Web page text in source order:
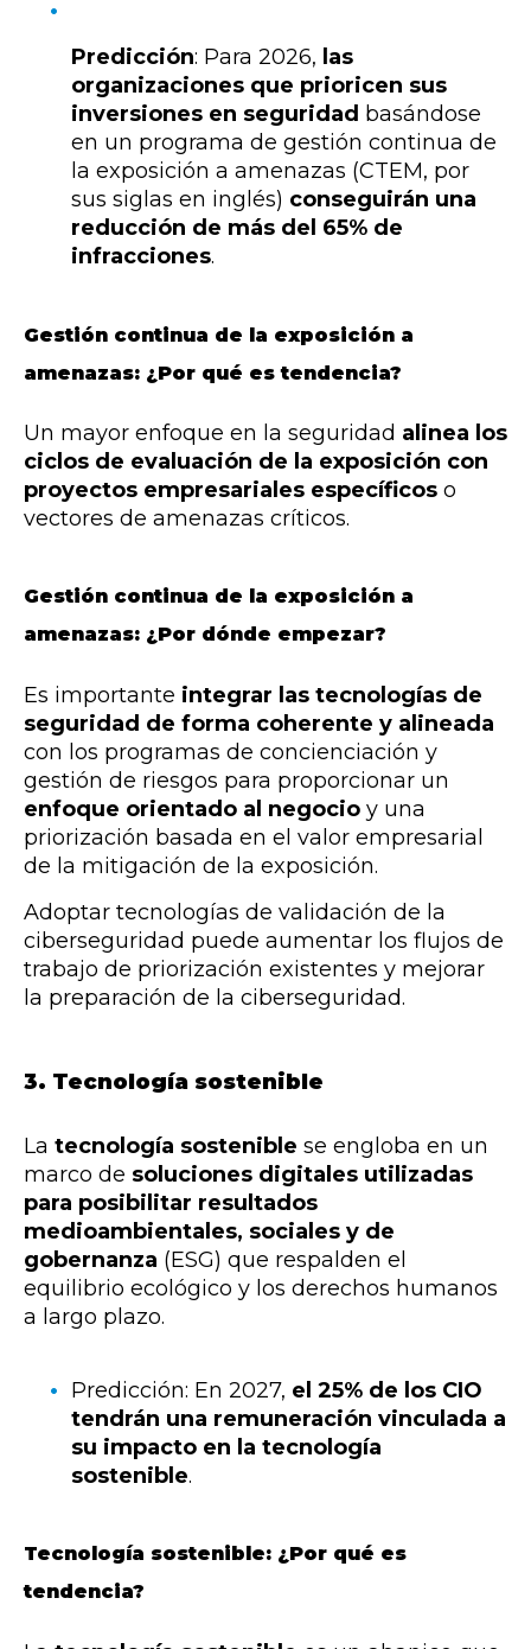
Predicción: Para 2026, las
organizaciones que prioricen sus
inversiones en seguridad basándose
en un programa de gestión continua de
la exposición a amenazas (CTEM, por
sus siglas en inglés) conseguirán una
reducción de más del 65% de
infracciones.
Gestión continua de la exposición a
amenazas: ¿Por qué es tendencia?
Un mayor enfoque en la seguridad alinea los
ciclos de evaluación de la exposición con
proyectos empresariales específicos o
vectores de amenazas críticos.
Gestión continua de la exposición a
amenazas: ¿Por dónde empezar?
Es importante integrar las tecnologías de
seguridad de forma coherente y alineada
con los programas de concienciación y
gestión de riesgos para proporcionar un
enfoque orientado al negocio y una
priorización basada en el valor empresarial
de la mitigación de la exposición.
Adoptar tecnologías de validación de la
ciberseguridad puede aumentar los flujos de
trabajo de priorización existentes y mejorar
la preparación de la ciberseguridad.
3. Tecnología sostenible
La tecnología sostenible se engloba en un
marco de soluciones digitales utilizadas
para posibilitar resultados
medioambientales, sociales y de
gobernanza (ESG) que respalden el
equilibrio ecológico y los derechos humanos
a largo plazo.
Predicción: En 2027, el 25% de los CIO
tendrán una remuneración vinculada a
su impacto en la tecnología
sostenible.
Tecnología sostenible: ¿Por qué es
tendencia?